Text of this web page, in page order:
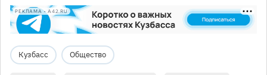
РЕКЛАМА • A42.RU
Кузбасс Общество